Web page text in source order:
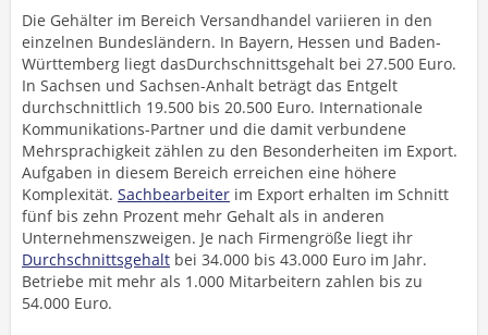
Die Gehälter im Bereich Versandhandel variieren in den
einzelnen Bundesländern. In Bayern, Hessen und Baden-
Württemberg liegt dasDurchschnittsgehalt bei 27.500 Euro.
In Sachsen und Sachsen-Anhalt beträgt das Entgelt
durchschnittlich 19.500 bis 20.500 Euro. Internationale
Kommunikations-Partner und die damit verbundene
Mehrsprachigkeit zählen zu den Besonderheiten im Export.
Aufgaben in diesem Bereich erreichen eine höhere
Komplexität. Sachbearbeiter im Export erhalten im Schnitt
fünf bis zehn Prozent mehr Gehalt als in anderen
Unternehmenszweigen. Je nach Firmengröße liegt ihr
Durchschnittsgehalt bei 34.000 bis 43.000 Euro im Jahr.
Betriebe mit mehr als 1.000 Mitarbeitern zahlen bis zu
54.000 Euro.